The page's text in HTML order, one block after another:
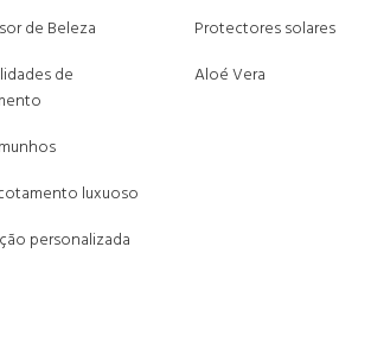
de Beleza
de
luxuoso
personalizada
Protectores solares
Aloé Vera